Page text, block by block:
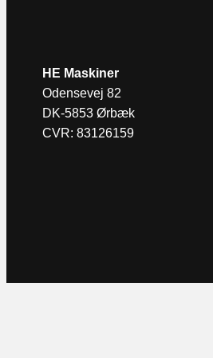
HE Maskiner
Odensevej 82
DK-5853 Ørbæk
CVR: 83126159